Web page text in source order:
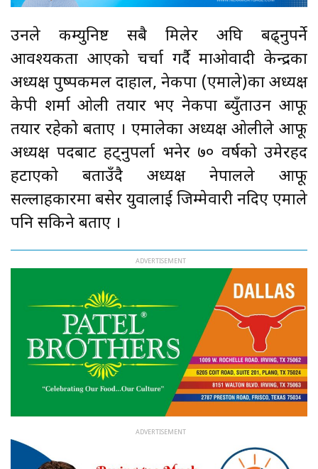
उनले कम्युनिष्ट सबै मिलेर अघि बढ्नुपर्ने
आवश्यकता आएको चर्चा गर्दै माओवादी केन्द्रका
अध्यक्ष पुष्पकमल दाहाल, नेकपा (एमाले)का अध्यक्ष
केपी शर्मा ओली तयार भए नेकपा ब्युँताउन आफू
तयार रहेको बताए । एमालेका अध्यक्ष ओलीले आफू
अध्यक्ष पदबाट हट्नुपर्ला भनेर ७० वर्षको उमेरहद
हटाएको बताउँदै अध्यक्ष नेपालले आफू
सल्लाहकारमा बसेर युवालाई जिम्मेवारी नदिए एमाले
पनि सकिने बताए ।